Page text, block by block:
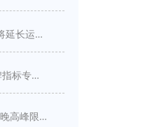
注意！地铁4号线、有轨电车将延长运营服务！
摇啊摇~1次1.5万个，粤B蓝牌指标专项摇号又来啦！
深圳外地车2026年6月16日早晚高峰限行详情